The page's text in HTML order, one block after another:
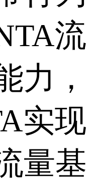
流
力，
实现
量基